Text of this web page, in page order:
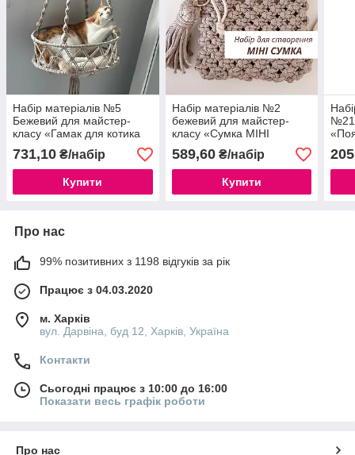
Набір матеріалів №5
Бежевий для майстер-
класу «Гамак для котика
макраме» з крученого
шнура Rope 3 мм
731,10 ₴/набір
Купити
Набір матеріалів №2
бежевий для майстер-
класу «Сумка МІНІ
макраме» плетемо
сумочку
589,60₴/набір
Купити
№21
Про нас
99% позитивних з 1198 відгуків за рік
Працює з 04.03.2020
м. Харків
вул. Дарвіна, буд 12, Харків, Україна
Контакти
Сьогодні працює з 10:00 до 16:00
Показати весь графік роботи
Про нас